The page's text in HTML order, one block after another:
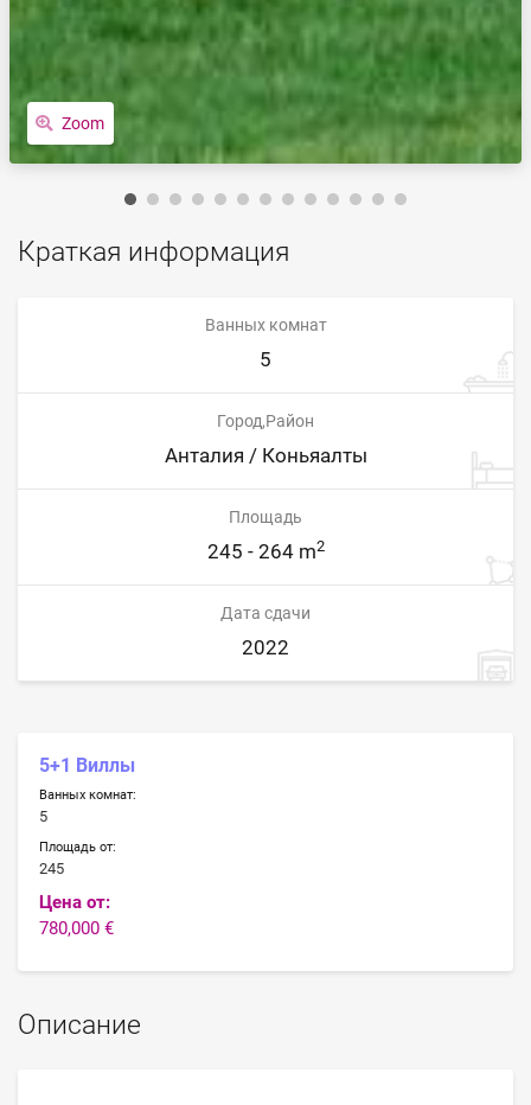
Zoom
Краткая информация
Ванных комнат
5
Город,Район
Анталия / Коньяалты
Площадь
245 - 264 m2
Дата сдачи
2022
5+1 Виллы
Ванных комнат:
5
Площадь от:
245
Цена от:
780,000 €
Описание